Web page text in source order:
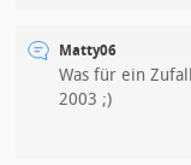
Matty06
Was für ein
2003 ;)